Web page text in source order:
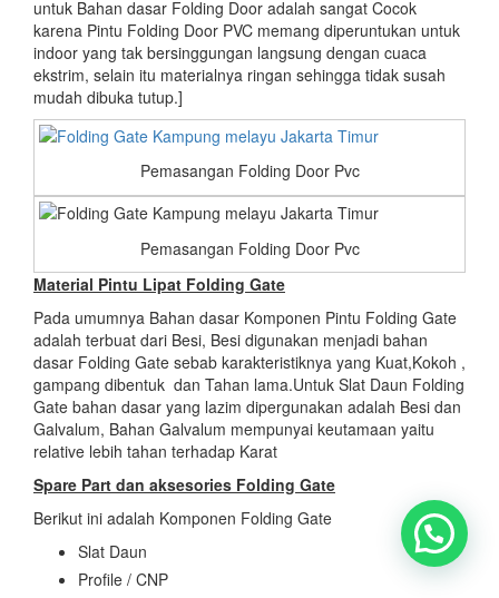
untuk Bahan dasar Folding Door adalah sangat Cocok
karena Pintu Folding Door PVC memang diperuntukan untuk
indoor yang tak bersinggungan langsung dengan cuaca
ekstrim, selain itu materialnya ringan sehingga tidak susah
mudah dibuka tutup.]
Pemasangan Folding Door Pvc
Pemasangan Folding Door Pvc
Material Pintu Lipat Folding Gate
Pada umumnya Bahan dasar Komponen Pintu Folding Gate
adalah terbuat dari Besi, Besi digunakan menjadi bahan
dasar Folding Gate sebab karakteristiknya yang Kuat,Kokoh ,
gampang dibentuk dan Tahan lama.Untuk Slat Daun Folding
Gate bahan dasar yang lazim dipergunakan adalah Besi dan
Galvalum, Bahan Galvalum mempunyai keutamaan yaitu
relative lebih tahan terhadap Karat
Spare Part dan aksesories Folding Gate
Berikut ini adalah Komponen Folding Gate
Slat Daun
Profile / CNP